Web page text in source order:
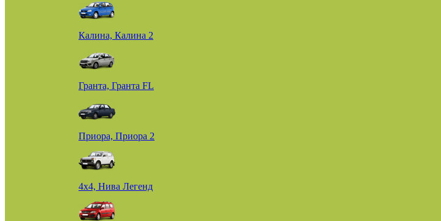
Калина, Калина 2
Гранта, Гранта FL
Приора, Приора 2
4х4, Нива Легенд